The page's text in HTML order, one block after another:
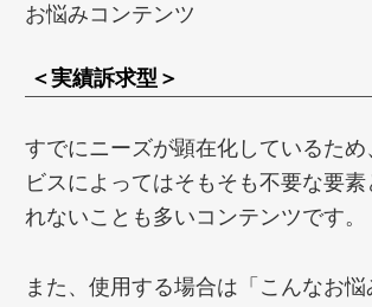
お悩みコンテンツ
＜実績訴求型＞
すでにニーズが顕在化しているため
ビスによってはそもそも不要な要素
れないことも多いコンテンツです。
また、使用する場合は「こんなお